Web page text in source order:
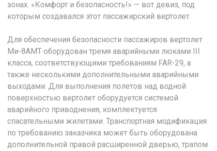
зонах. «Комфорт и безопасность!» — вот девиз, под
которым создавался этот пассажирский вертолет.
Для обеспечения безопасности пассажиров вертолет
Ми-8АМТ оборудован тремя аварийными люками III
класса, соответствующими требованиям FAR-29, а
также несколькими дополнительными аварийными
выходами. Для выполнения полетов над водной
поверхностью вертолет оборудуется системой
аварийного приводнения, комплектуется
спасательными жилетами. Транспортная модификация
по требованию заказчика может быть оборудована
дополнительной правой расширенной дверью, трапом